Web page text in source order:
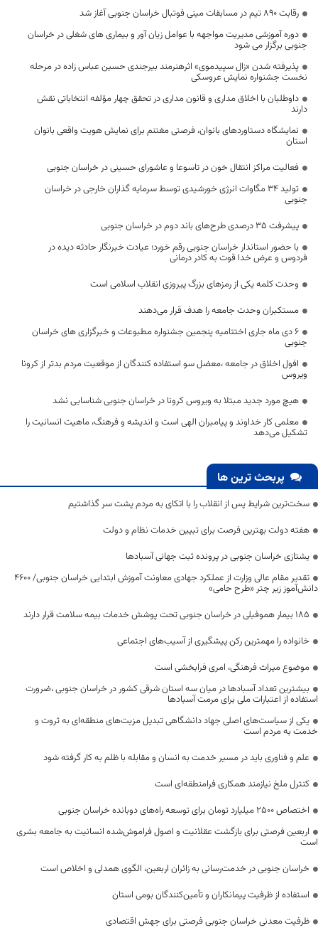
رقابت ۸۹۰ تیم در مسابقات مینی فوتبال خراسان جنوبی آغاز شد
دوره آموزشی مدیریت مواجهه با عوامل زیان آور و بیماری های شغلی در خراسان
جنوبی برگزار می شود
پذیرفته شدن «زال سپیدموی» اثرهنرمند بیرجندی حسین عباس زاده در مرحله
نخست جشنواره نمایش عروسکی
داوطلبان با اخلاق مداری و قانون مداری در تحقق چهار مؤلفه انتخاباتی نقش
دارند
نمایشگاه دستاوردهای بانوان، فرصتی مغتنم برای نمایش هویت واقعی بانوان
استان
فعالیت مراکز انتقال خون در تاسوعا و عاشورای حسینی در خراسان جنوبی
تولید ۳۴ مگاوات انرژی خورشیدی توسط سرمایه گذاران خارجی در خراسان
جنوبی
پیشرفت ۳۵ درصدی طرح‌های باند دوم در خراسان جنوبی
با حضور استاندار خراسان جنوبی رقم خورد؛ عیادت خبرنگار حادثه دیده در
فردوس و عرض خدا قوت به کادر درمانی
وحدت کلمه یکی از رمزهای بزرگ پیروزی انقلاب اسلامی است
مستکبران وحدت جامعه را هدف قرار می‌دهند
6 دی ماه جاری اختتامیه پنجمین جشنواره مطبوعات و خبرگزاری های خراسان
جنوبی
افول اخلاق در جامعه ،معضل سو استفاده کنندگان از موقعیت مردم بدتر از کرونا
ویروس
هیچ مورد جدید مبتلا به ویروس کرونا در خراسان جنوبی شناسایی نشد
معلمی کار خداوند و پیامبران الهی است و اندیشه و فرهنگ، ماهیت انسانیت را
تشکیل می‌دهد
پربحث ترین ها
سخت‌ترین شرایط پس از انقلاب را با اتکای به مردم پشت سر گذاشتیم
هفته دولت بهترین فرصت برای تبیین خدمات نظام و دولت
یشتازی خراسان جنوبی در پرونده ثبت جهانی آسبادها
تقدیر مقام عالی وزارت از عملکرد جهادی معاونت آموزش ابتدایی خراسان جنوبی/ ۴۶۰۰
دانش‌آموز زیر چتر «طرح حامی»
۱۸۵ بیمار هموفیلی در خراسان جنوبی تحت پوشش خدمات بیمه سلامت قرار دارند
خانواده را مهمترین رکن پیشگیری از آسیب‌های اجتماعی
موضوع میراث فرهنگی، امری فرابخشی است
بیشترین تعداد آسبادها در میان سه استان شرقی کشور در خراسان جنوبی ،ضرورت
استفاده از اعتبارات ملی برای مرمت آسبادها
یکی از سیاست‌های اصلی جهاد دانشگاهی تبدیل مزیت‌های منطقه‌ای به ثروت و
خدمت به مردم است
علم و فناوری باید در مسیر خدمت به انسان و مقابله با ظلم به کار گرفته شود
کنترل ملخ نیازمند همکاری فرامنطقه‌ای است
اختصاص 2500 میلیارد تومان برای توسعه راه‌های دوبانده خراسان جنوبی
اربعین فرصتی برای بازگشت عقلانیت و اصول فراموش‌شده انسانیت به جامعه بشری
است
خراسان جنوبی در خدمت‌رسانی به زائران اربعین، الگوی همدلی و اخلاص است
استفاده از ظرفیت پیمانکاران و تأمین‌کنندگان بومی استان
ظرفیت معدنی خراسان جنوبی فرصتی برای جهش اقتصادی